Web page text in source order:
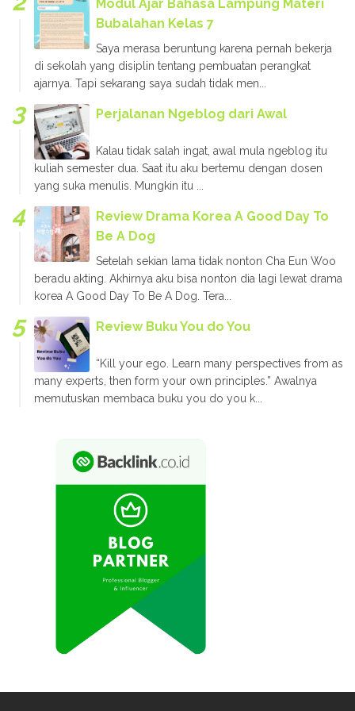
Modul Ajar Bahasa Lampung Materi
Bubalahan Kelas 7
Saya merasa beruntung karena pernah bekerja
di sekolah yang disiplin tentang pembuatan perangkat
ajarnya. Tapi sekarang saya sudah tidak men...
Perjalanan Ngeblog dari Awal
Kalau tidak salah ingat, awal mula ngeblog itu
kuliah semester dua. Saat itu aku bertemu dengan dosen
yang suka menulis. Mungkin itu ...
Review Drama Korea A Good Day To
Be A Dog
Setelah sekian lama tidak nonton Cha Eun Woo
beradu akting. Akhirnya aku bisa nonton dia lagi lewat drama
korea A Good Day To Be A Dog. Tera...
Review Buku You do You
“Kill your ego. Learn many perspectives from as
many experts, then form your own principles.” Awalnya
memutuskan membaca buku you do you k...